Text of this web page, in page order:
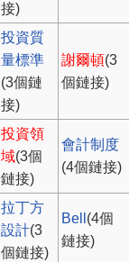
接)
投資質
量標準
(3個鏈
接)
謝爾頓(3
個鏈接)
投資領
域(3個
鏈接)
會計制度
(4個鏈接)
拉丁方
設計(3
個鏈接)
Bell (4個
鏈接)